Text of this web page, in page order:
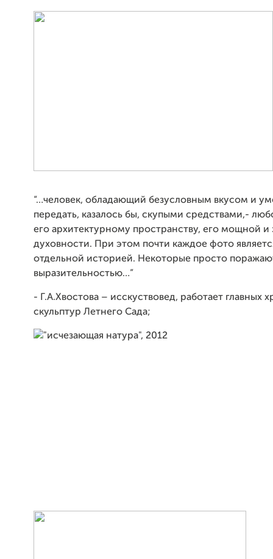
“…человек, обладающий безусловным вкусом и
передать, казалось бы, скупыми средствами,-
его архитектурному пространству, его мощной и
духовности. При этом почти каждое фото
отдельной историей. Некоторые просто
выразительностью…”
- Г.А.Хвостова – исскуствовед, работает главных
скульптур Летнего Сада;